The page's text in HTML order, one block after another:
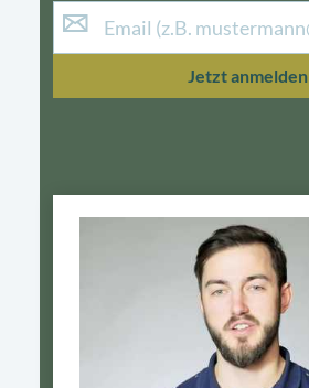
Jetzt anmelden